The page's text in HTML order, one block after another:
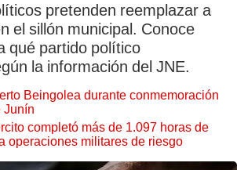
pretenden reemplazar a
el sillón municipal. Conoce
qué partido político
la información del JNE.
Beingolea durante conmemoración
Junín
completó más de 1.097 horas de
operaciones militares de riesgo